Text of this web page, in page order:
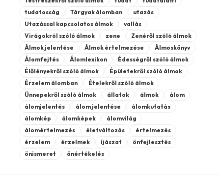
tudatosság
Tárgyak álomban
utazás
Utazással kapcsolatos álmok
vallás
Virágokról szóló álmok
zene
Zenéről szóló álmok
Álmok jelentése
Álmok értelmezése
Álmoskönyv
Álomfejtés
Álomlexikon
Édességről szóló álmok
Élőlényekről szóló álmok
Épületekről szóló álmok
Érzelem álomban
Ételekről szóló álmok
Ünnepekről szóló álmok
állatok álmok
álom
álomjelentés
álom jelentése
álomkutatás
álomkép
álomképek
álomvilág
álomértelmezés
életváltozás
értelmezés
érzelem
érzelmek íjászat
önfejlesztés
önismeret
önértékelés